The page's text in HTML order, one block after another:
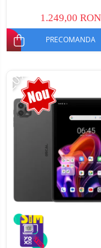
1.249,00 RON
PRECOMANDA
-20%